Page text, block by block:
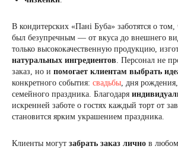
В кондитерских «Пані Буба» заботятся о
был безупречным — от вкуса до внешнего
только высококачественную продукцию,
натуральных ингредиентов . Персонал не
заказ, но и помогает клиентам выбрать
конкретного события: свадьбы , дня
семейного праздника. Благодаря
искренней заботе о гостях каждый торт от
становится ярким украшением праздника.
Клиенты могут забрать заказ лично в любом